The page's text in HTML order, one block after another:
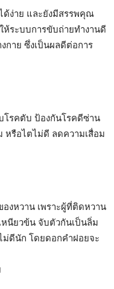
ด้ง่าย และยังมีสรรพคุณ
ห้ระบบการขับถ่ายทำงานดี
กาย ซึ่งเป็นผลดีต่อการ
โรคตับ ป้องกันโรคดีซ่าน
หรือไตไม่ดี ลดความเสื่อม
งหวาน เพราะผู้ที่ติดหวาน
หนียวข้น จับตัวกันเป็นลิ่ม
ม่ดีนัก โดยดอกคำฝอยจะ